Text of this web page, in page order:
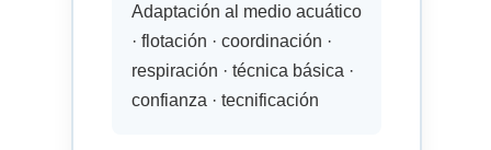
Adaptación al medio acuático
· flotación · coordinación ·
respiración · técnica básica ·
confianza · tecnificación